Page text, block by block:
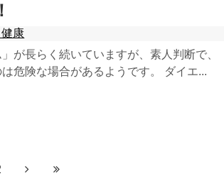
康
が長らく続いていますが、素人判断で、
危険な場合があるようです。 ダイエ...